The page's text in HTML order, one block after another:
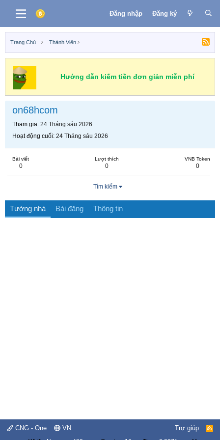
Đăng nhập Đăng ký
Trang Chủ Thành Viên
Hướng dẫn kiếm tiền đơn giản miễn phí
on68hcom
Tham gia 24 Tháng sáu 2026
Hoạt động cuối 24 Tháng sáu 2026
Bài viết
0
Lượt thích
0
VNB Token
0
Tìm kiếm
Tường nhà Bài đăng Thông tin
CNG - One VN Trợ giúp
R